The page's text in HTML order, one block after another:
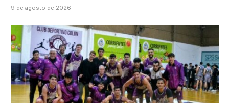
9 de agosto de 2026